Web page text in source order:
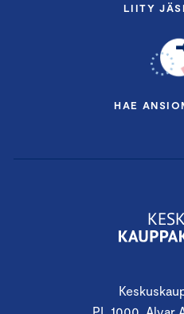
LIITY
HAE